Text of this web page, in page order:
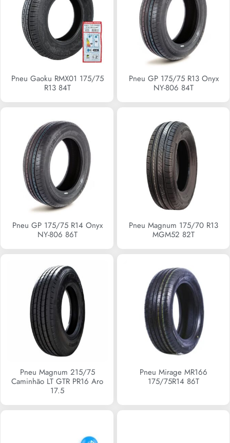
Pneu Gaoku RMX01 175/75
R13 84T
Pneu GP 175/75 R13 Onyx
NY-806 84T
Pneu GP 175/75 R14 Onyx
NY-806 86T
Pneu Magnum 175/70 R13
MGM52 82T
Pneu Magnum 215/75
Caminhão LT GTR PR16 Aro
17.5
Pneu Mirage MR166
175/75R14 86T